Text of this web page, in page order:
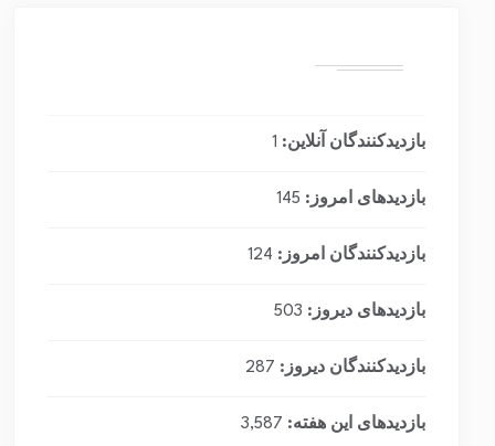
بازدیدکنندگان آنلاین: 1
بازدیدهای امروز: 145
بازدیدکنندگان امروز: 124
بازدیدهای دیروز: 503
بازدیدکنندگان دیروز: 287
بازدیدهای این هفته: 3,587